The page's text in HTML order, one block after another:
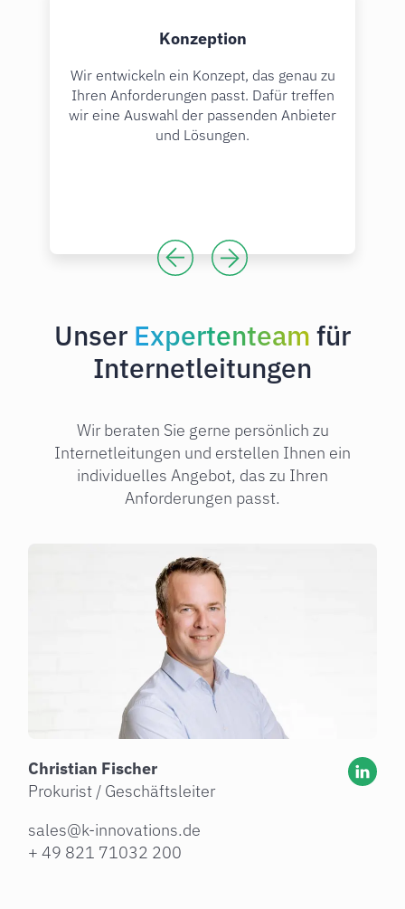
Konzeption
Wir entwickeln ein Konzept, das genau zu
Ihren Anforderungen passt. Dafür treffen
wir eine Auswahl der passenden Anbieter
und Lösungen.
Unser Expertenteam für
Internetleitungen
Wir beraten Sie gerne persönlich zu
Internetleitungen und erstellen Ihnen ein
individuelles Angebot, das zu Ihren
Anforderungen passt.
Christian Fischer
Prokurist / Geschäftsleiter
sales@k-innovations.de
+ 49 821 71032 200